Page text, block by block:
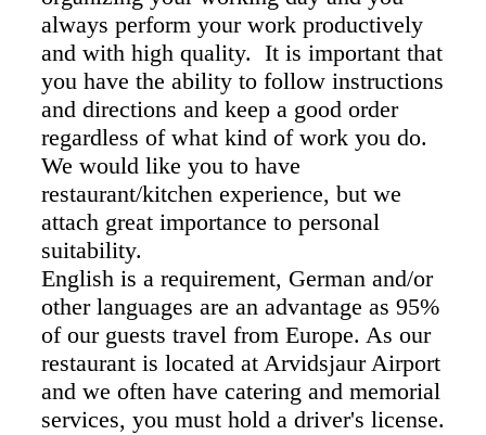
always perform your work productively
and with high quality. It is important that
you have the ability to follow instructions
and directions and keep a good order
regardless of what kind of work you do.
We would like you to have
restaurant/kitchen experience, but we
attach great importance to personal
suitability.
English is a requirement, German and/or
other languages ​​are an advantage as 95%
of our guests travel from Europe. As our
restaurant is located at Arvidsjaur Airport
and we often have catering and memorial
services, you must hold a driver's license.